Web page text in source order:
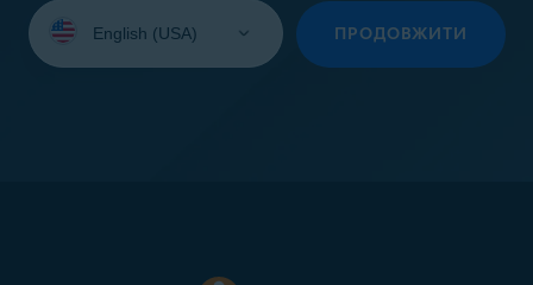
your
ПРОДОВЖИТИ